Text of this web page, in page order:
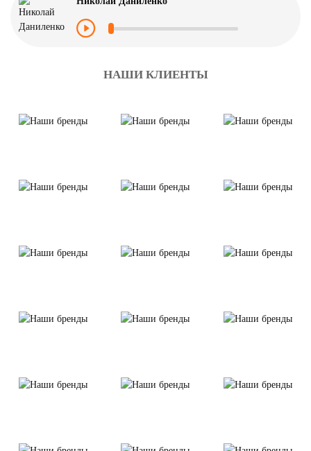
НАШИ КЛИЕНТЫ